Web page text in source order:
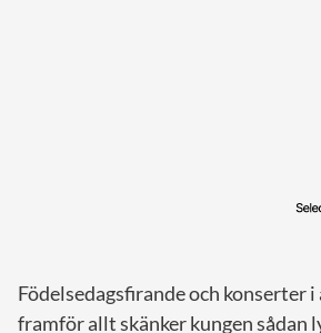
Födelsedagsfirande och konserter i
framför allt skänker kungen sådan